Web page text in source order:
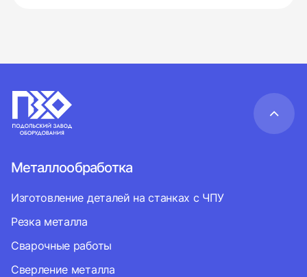
Металлообработка
Изготовление деталей на станках с ЧПУ
Резка металла
Сварочные работы
Сверление металла